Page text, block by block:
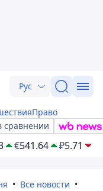
Рус
Право
сравнении
€541.64 ₽5.71
Все новости